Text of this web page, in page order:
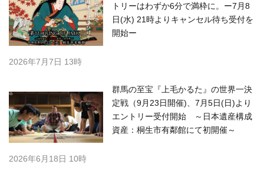
トリーはわずか6分で満枠に。ー7月8
日(水) 21時よりキャンセル待ち受付を
開始ー
2026年7月7日 13時
群馬の至宝『上毛かるた』の世界一決
定戦（9月23日開催)、7月5日(日)より
エントリー受付開始 ～日本遺産構成
資産：桐生市有鄰館にて初開催～
2026年6月18日 10時